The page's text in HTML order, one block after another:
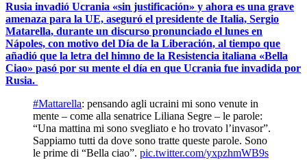
Rusia invadió Ucrania «sin justificación» y ahora es una grave
amenaza para la UE, aseguró el presidente de Italia, Sergio
Matarella, durante un discurso pronunciado el lunes en
Nápoles, con motivo del Día de la Liberación, al tiempo que
añadió que la letra del himno de la Resistencia italiana «Bella
Ciao» pasó por su mente el día en que Ucrania fue invadida por
Rusia.
#Mattarella: pensando agli ucraini mi sono venute in
mente – come alla senatrice Liliana Segre – le parole:
“Una mattina mi sono svegliato e ho trovato l’invasor”.
Sappiamo tutti da dove sono tratte queste parole. Sono
le prime di “Bella ciao”. pic.twitter.com/yxpzhmWB9s